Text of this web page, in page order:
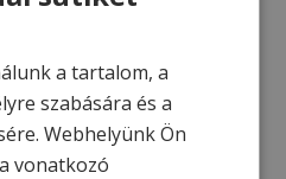
– Élje át a tél minden
a tartalom, a
szabására és a
Webhelyünk Ön
vonatkozó